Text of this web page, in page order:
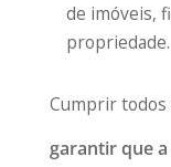
de imóveis,
propriedade.
Cumprir todos
garantir que